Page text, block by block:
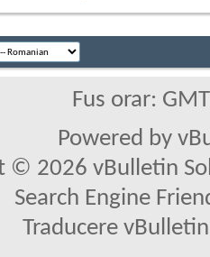
Fus orar:
Powered by
© 2026 vBulletin
Search Engine
Traducere